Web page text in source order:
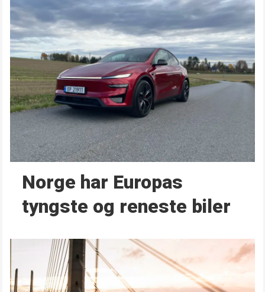
Norge har Europas
tyngste og reneste biler